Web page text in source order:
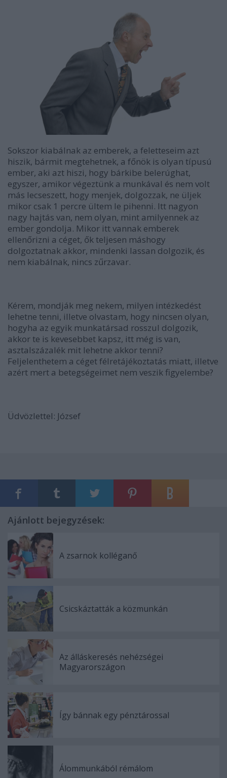
Sokszor kiabálnak az emberek, a feletteseim azt
hiszik, bármit megtehetnek, a főnök is olyan típusú
ember, aki azt hiszi, hogy bárkibe belerúghat,
egyszer, amikor végeztünk a munkával és nem volt
más lecseszett, hogy menjek, dolgozzak, ne üljek
mikor csak 1 percre ültem le pihenni. Itt nagyon
nagy hajtás van, nem olyan, mint amilyennek az
ember gondolja. Mikor itt vannak emberek
ellenőrizni a céget, ők teljesen máshogy
dolgoztatnak akkor, mindenki lassan dolgozik, és
nem kiabálnak, nincs zűrzavar.
Kérem, mondják meg nekem, milyen intézkedést
lehetne tenni, illetve olvastam, hogy nincsen olyan,
hogyha az egyik munkatársad rosszul dolgozik,
akkor te is kevesebbet kapsz, itt még is van,
asztalszázalék mit lehetne akkor tenni?
Feljelenthetem a céget félretájékoztatás miatt, illetve
azért mert a betegségeimet nem veszik figyelembe?
Üdvözlettel: József
Ajánlott bejegyzések:
A zsarnok kolléganő
Csicskáztatták a közmunkán
Az álláskeresés nehézségei
Magyarországon
Így bánnak egy pénztárossal
Álommunkából rémálom